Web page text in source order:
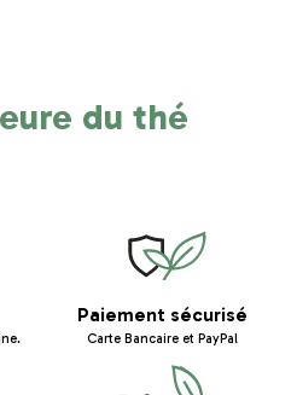
du thé
Paiement sécurisé
Carte Bancaire et PayPal